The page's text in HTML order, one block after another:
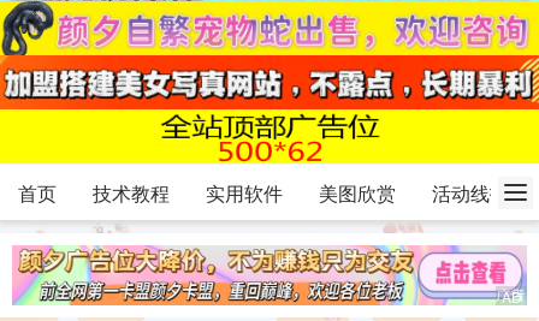
首页 技术教程 实用软件 美图欣赏 活动线报